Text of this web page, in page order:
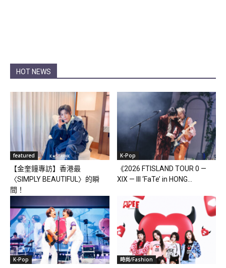
HOT NEWS
featured
【金奎鐘專訪】香港最
〈SIMPLY BEAUTIFUL〉的瞬
間！
K-Pop
《2026 FTISLAND TOUR 0 —
XIX — III ‘FaTe’ in HONG...
K-Pop 時尚/Fashion